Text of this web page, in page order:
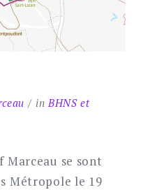
in BHNS et
Marceau se sont
Métropole le 19